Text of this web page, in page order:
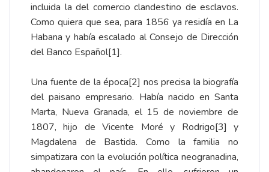
incluida la del comercio clandestino de esclavos.
Como quiera que sea, para 1856 ya residía en La
Habana y había escalado al Consejo de Dirección
del Banco Español[1].
Una fuente de la época[2] nos precisa la biografía
del paisano empresario. Había nacido en Santa
Marta, Nueva Granada, el 15 de noviembre de
1807, hijo de Vicente Moré y Rodrigo[3] y
Magdalena de Bastida. Como la familia no
simpatizara con la evolución política neogranadina,